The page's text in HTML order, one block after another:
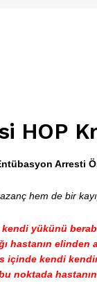
HOP
Arresti
hem de bir
yükünü
hastanın
içinde kendi
noktada